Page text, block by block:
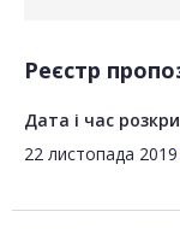
Реєстр
Дата і час
22 листопада 2019